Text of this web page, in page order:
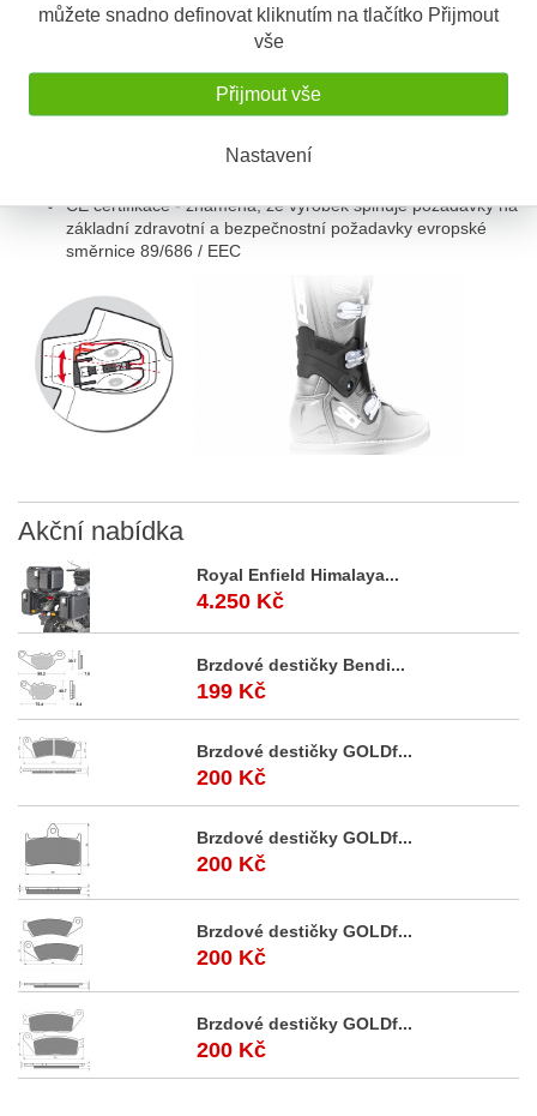
můžete snadno definovat kliknutím na tlačítko Přijmout
vše
Přijmout vše
Nastavení
Podšívka - GORE-TEX funkční membrána.
Zapínání na suchý zip a nastavilenými přezkami s
regulovatelnými řemínky. Přezky i řemínky jsou snadno
Chránič holeně.
Plastový kloub v oblasti kotníku pro vyšší bezpečnost.
CE certifikace - znamená, že výrobek splňuje požadavky na
základní zdravotní a bezpečnostní požadavky evropské
směrnice 89/686 / EEC
Akční nabídka
Royal Enfield Himalaya...
4.250 Kč
Brzdové destičky Bendi...
199 Kč
Brzdové destičky GOLDf...
200 Kč
Brzdové destičky GOLDf...
200 Kč
Brzdové destičky GOLDf...
200 Kč
Brzdové destičky GOLDf...
200 Kč